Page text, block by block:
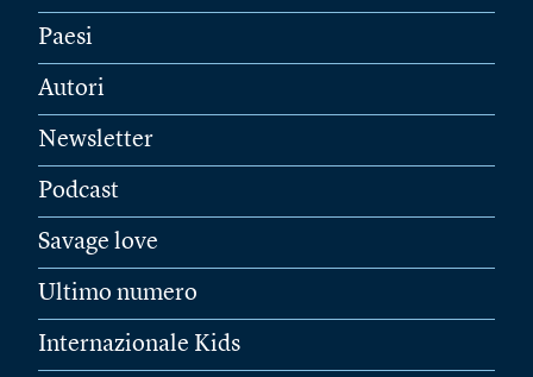
Paesi
Autori
Newsletter
Podcast
Savage love
Ultimo numero
Internazionale Kids